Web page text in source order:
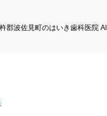
郡波佐見町のはいき歯科医院